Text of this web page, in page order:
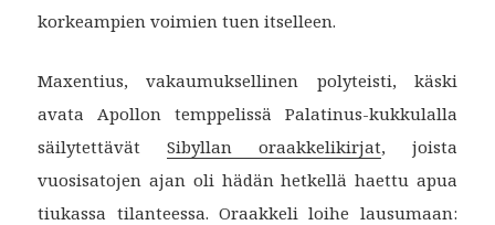
korkeampien voimien tuen itselleen.
Maxentius, vakaumuksellinen polyteisti, käski
avata Apollon temppelissä Palatinus-kukkulalla
säilytettävätSibyllan oraakkelikirjat, joista
vuosisatojen ajan oli hädän hetkellä haettu apua
tiukassa tilanteessa. Oraakkeli loihe lausumaan: